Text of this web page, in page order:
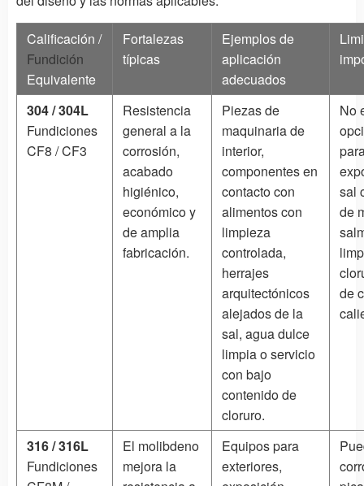
Calificación /
Fundición
Equivalente
Fortalezas
típicas
Ejemplos de
aplicación
adecuados
304 / 304L
Fundiciones
CF8 / CF3
Resistencia
general a la
corrosión,
acabado
higiénico,
económico y
de amplia
fabricación.
Piezas de
maquinaria de
interior,
componentes en
contacto con
alimentos con
limpieza
controlada,
herrajes
arquitectónicos
alejados de la
sal, agua dulce
limpia o servicio
con bajo
contenido de
cloruro.
No
sal
de
de
316 / 316L
Fundiciones
El molibdeno
mejora la
Equipos para
exteriores,